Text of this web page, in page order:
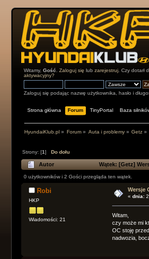
Witamy,Gość .Zaloguj się lubzarejestruj . Czy dotarł
aktywacyjny?
Zaloguj się podając nazwę użytkownika, hasło i
Strona główna Forum TinyPortal Baza
HyundaiKlub.pl» Forum» Auta i problemy» Getz »
Strony: [1] Do dołu
Autor Wątek: [Getz]
0 użytkowników i 2 Gości przegląda ten wątek.
Robi
HKP
Wiadomości: 21
Wersje
«dnia:
Witam,
czy może mi
OC stoję
nadwozia,